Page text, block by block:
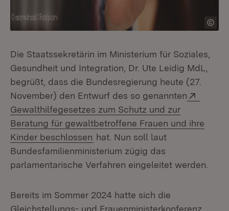
Die Staatssekretärin im Ministerium für Soziales,
Gesundheit und Integration, Dr. Ute Leidig MdL,
begrüßt, dass die Bundesregierung heute (27.
November) den Entwurf des so genannten
Gewalthilfegesetzes zum Schutz und zur
Beratung für gewaltbetroffene Frauen und ihre
Kinder beschlossen (Öffnet in neuem Fenster)
hat. Nun soll laut
Bundesfamilienministerium zügig das
parlamentarische Verfahren eingeleitet werden.
Bereits im Sommer 2024 hatte sich die
Gleichstellungs- und Frauenministerkonferenz